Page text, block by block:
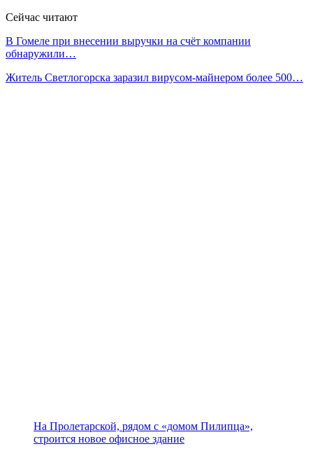
Сейчас читают
В Гомеле при внесении выручки на счёт компании
обнаружили…
Житель Светлогорска заразил вирусом-майнером более 500…
На Пролетарской, рядом с «домом Пилипца»,
строится новое офисное здание